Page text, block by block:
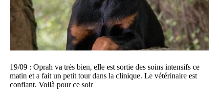
19/09 : Oprah va très bien, elle est sortie des soins intensifs ce
matin et a fait un petit tour dans la clinique. Le vétérinaire est
confiant. Voilà pour ce soir